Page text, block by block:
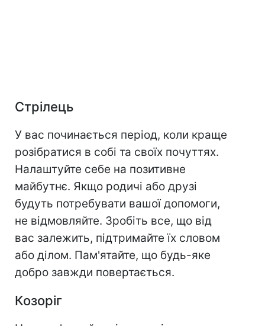
Стрілець
У вас починається період, коли краще
розібратися в собі та своїх почуттях.
Налаштуйте себе на позитивне
майбутнє. Якщо родичі або друзі
будуть потребувати вашої допомоги,
не відмовляйте. Зробіть все, що від
вас залежить, підтримайте їх словом
або ділом. Пам'ятайте, що будь-яке
добро завжди повертається.
Козоріг